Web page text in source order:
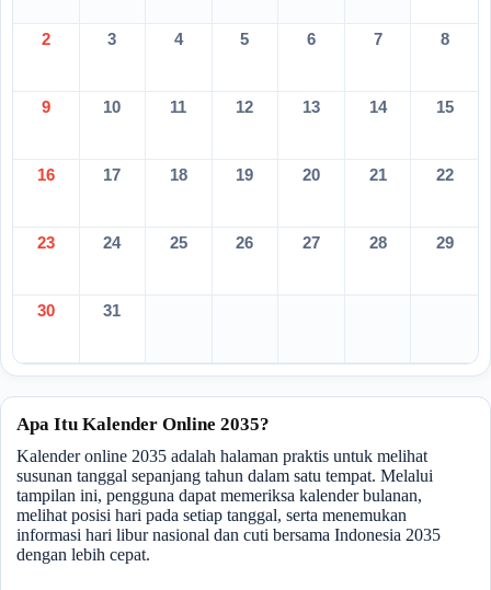
2 3 4 5 6 7 8
9 10 11 12 13 14 15
16 17 18 19 20 21 22
23 24 25 26 27 28 29
30 31
Apa Itu Kalender Online 2035?
Kalender online 2035 adalah halaman praktis untuk melihat
susunan tanggal sepanjang tahun dalam satu tempat. Melalui
tampilan ini, pengguna dapat memeriksa kalender bulanan,
melihat posisi hari pada setiap tanggal, serta menemukan
informasi hari libur nasional dan cuti bersama Indonesia 2035
dengan lebih cepat.